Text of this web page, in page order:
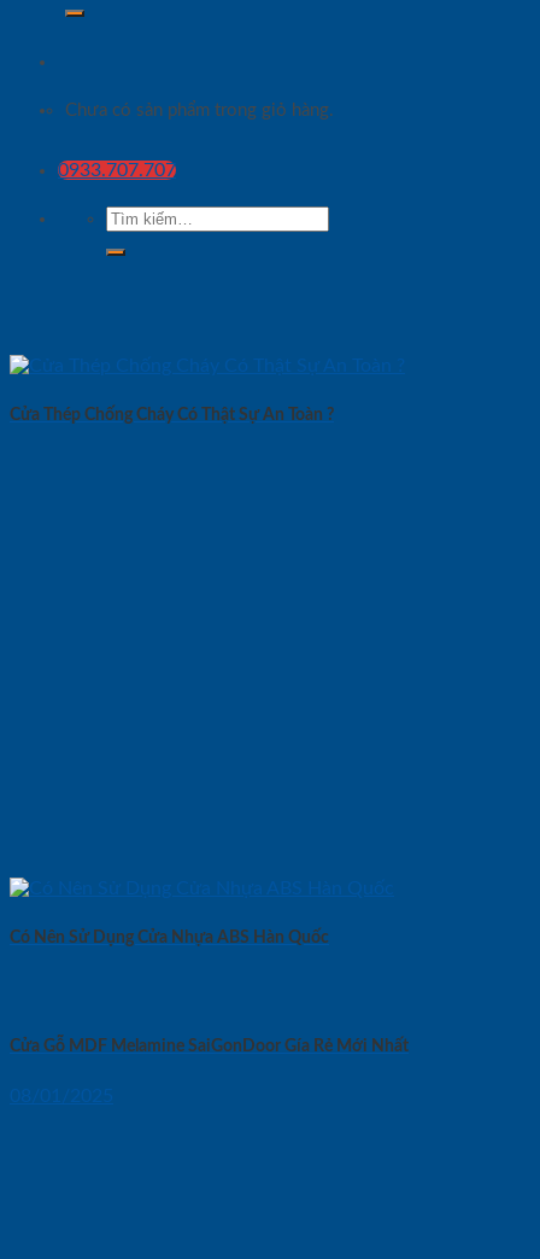
Chưa có sản phẩm trong giỏ hàng.
0933.707.707
Tìm
kiếm:
Cửa Thép Chống Cháy Có Thật Sự An Toàn ?
Có Nên Sử Dụng Cửa Nhựa ABS Hàn Quốc
Cửa Gỗ MDF Melamine SaiGonDoor Gía Rẻ Mới Nhất
08/01/2025